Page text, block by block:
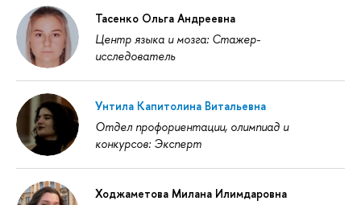
Тасенко Ольга Андреевна
Центр языка и мозга: Стажер-
исследователь
Унтила Капитолина Витальевна
Отдел профориентации, олимпиад и
конкурсов: Эксперт
Ходжаметова Милана Илимдаровна